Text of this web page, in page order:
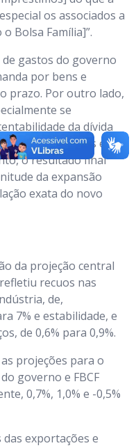
os associados a
Bolsa Família]”.
gastos do governo
por bens e
prazo. Por outro lado,
se
da dívida
financeiras e o
o resultado final
da expansão
exata do novo
da projeção central
recuos nas
de,
7% e estabilidade, e
de 0,6% para 0,9%.
projeções para o
governo e FBCF
0,7%, 1,0% e -0,5%
exportações e